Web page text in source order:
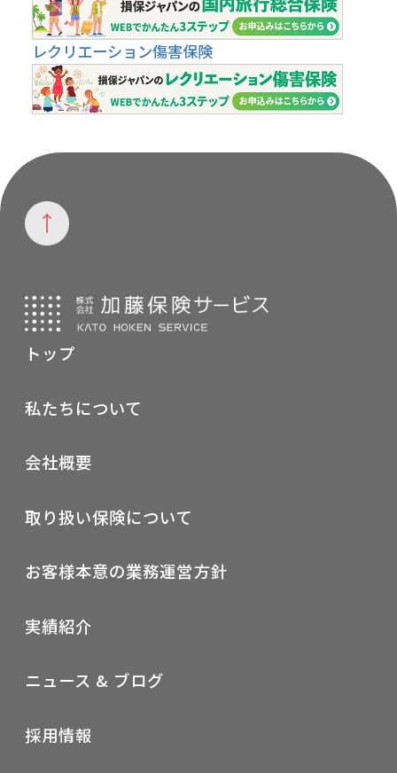
レクリエーション傷害保険
トップ
私たちについて
会社概要
取り扱い保険について
お客様本意の業務運営方針
実績紹介
ニュース & ブログ
採用情報